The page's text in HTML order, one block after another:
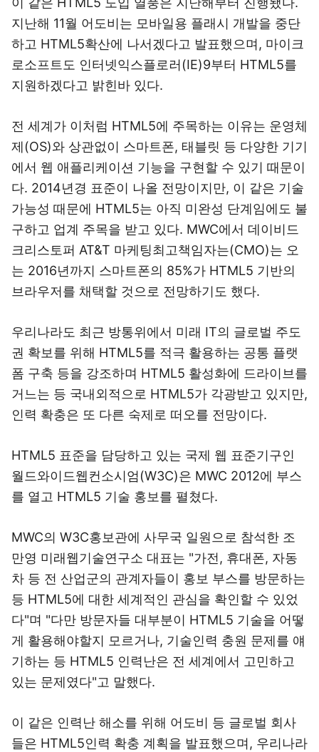
지난해 11월 어도비는 모바일용 플래시 개발을 중단
하고 HTML5확산에 나서겠다고 발표했으며, 마이크
로소프트도 인터넷익스플로러(IE)9부터 HTML5를
지원하겠다고 밝힌바 있다.
전 세계가 이처럼 HTML5에 주목하는 이유는 운영체
제(OS)와 상관없이 스마트폰, 태블릿 등 다양한 기기
에서 웹 애플리케이션 기능을 구현할 수 있기 때문이
다. 2014년경 표준이 나올 전망이지만, 이 같은 기술
가능성 때문에 HTML5는 아직 미완성 단계임에도 불
구하고 업계 주목을 받고 있다. MWC에서 데이비드
크리스토퍼 AT&T 마케팅최고책임자는(CMO)는 오
는 2016년까지 스마트폰의 85%가 HTML5 기반의
브라우저를 채택할 것으로 전망하기도 했다.
우리나라도 최근 방통위에서 미래 IT의 글로벌 주도
권 확보를 위해 HTML5를 적극 활용하는 공통 플랫
폼 구축 등을 강조하며 HTML5 활성화에 드라이브를
거느는 등 국내외적으로 HTML5가 각광받고 있지만,
인력 확충은 또 다른 숙제로 떠오를 전망이다.
HTML5 표준을 담당하고 있는 국제 웹 표준기구인
월드와이드웹컨소시엄(W3C)은 MWC 2012에 부스
를 열고 HTML5 기술 홍보를 펼쳤다.
MWC의 W3C홍보관에 사무국 일원으로 참석한 조
만영 미래웹기술연구소 대표는 "가전, 휴대폰, 자동
차 등 전 산업군의 관계자들이 홍보 부스를 방문하는
등 HTML5에 대한 세계적인 관심을 확인할 수 있었
다"며 "다만 방문자들 대부분이 HTML5 기술을 어떻
게 활용해야할지 모르거나, 기술인력 충원 문제를 얘
기하는 등 HTML5 인력난은 전 세계에서 고민하고
있는 문제였다"고 말했다.
이 같은 인력난 해소를 위해 어도비 등 글로벌 회사
들은 HTML5인력 확충 계획을 발표했으며, 우리나라